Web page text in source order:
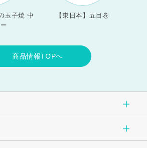
玉子焼 中
【東日本】五目巻
商品情報TOPへ